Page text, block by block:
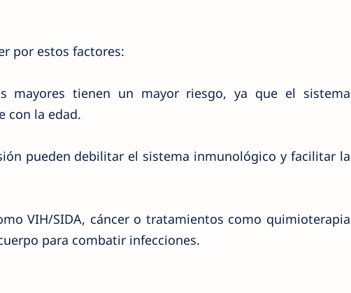
por estos factores:
mayores tienen un mayor riesgo, ya que el sistema
con la edad.
pueden debilitar el sistema inmunológico y facilitar la
VIH/SIDA, cáncer o tratamientos como quimioterapia
para combatir infecciones.